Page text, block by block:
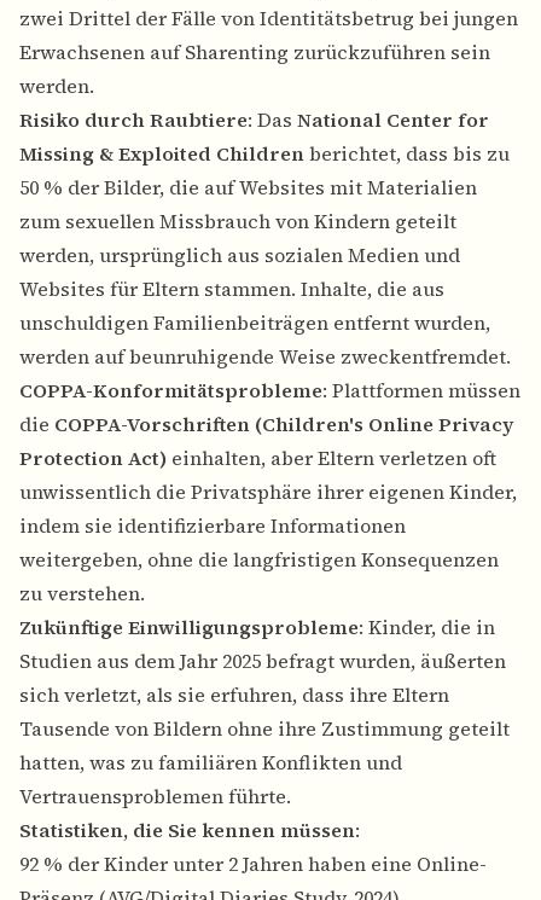
zwei Drittel der Fälle von Identitätsbetrug bei jungen
Erwachsenen auf Sharenting zurückzuführen sein
werden.
Risiko durch Raubtiere: Das National Center for
Missing & Exploited Childrenberichtet, dass bis zu
50 % der Bilder, die auf Websites mit Materialien
zum sexuellen Missbrauch von Kindern geteilt
werden, ursprünglich aus sozialen Medien und
Websites für Eltern stammen. Inhalte, die aus
unschuldigen Familienbeiträgen entfernt wurden,
werden auf beunruhigende Weise zweckentfremdet.
COPPA-Konformitätsprobleme: Plattformen müssen
die COPPA-Vorschriften (Children's Online Privacy
Protection Act) einhalten, aber Eltern verletzen oft
unwissentlich die Privatsphäre ihrer eigenen Kinder,
indem sie identifizierbare Informationen
weitergeben, ohne die langfristigen Konsequenzen
zu verstehen.
Zukünftige Einwilligungsprobleme: Kinder, die in
Studien aus dem Jahr 2025 befragt wurden, äußerten
sich verletzt, als sie erfuhren, dass ihre Eltern
Tausende von Bildern ohne ihre Zustimmung geteilt
hatten, was zu familiären Konflikten und
Vertrauensproblemen führte.
Statistiken, die Sie kennen müssen:
92 % der Kinder unter 2 Jahren haben eine Online-